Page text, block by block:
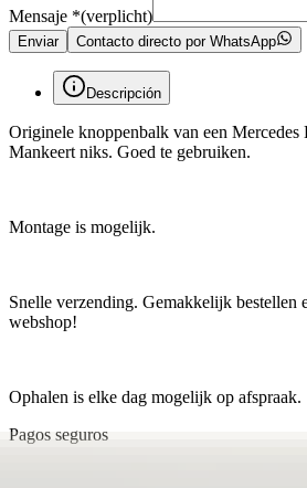
Mensaje *(verplicht)
Enviar Contacto directo por WhatsApp
Descripción
Originele knoppenbalk van een Mercedes
Mankeert niks. Goed te gebruiken.
Montage is mogelijk.
Snelle verzending. Gemakkelijk bestellen
webshop!
Ophalen is elke dag mogelijk op afspraak.
Pagos seguros